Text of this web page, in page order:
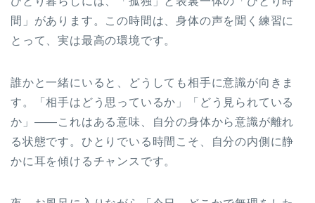
間」があります。この時間は、身体の声を聞く練習に
とって、実は最高の環境です。
誰かと一緒にいると、どうしても相手に意識が向きま
す。「相手はどう思っているか」「どう見られている
か」——これはある意味、自分の身体から意識が離れ
る状態です。ひとりでいる時間こそ、自分の内側に静
かに耳を傾けるチャンスです。